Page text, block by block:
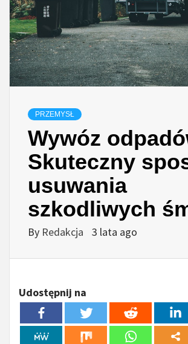
PRZEMYSŁ
Wywóz
Skuteczny
usuwania
szkodliwych
By Redakcja 3 lata ago
Udostępnij na